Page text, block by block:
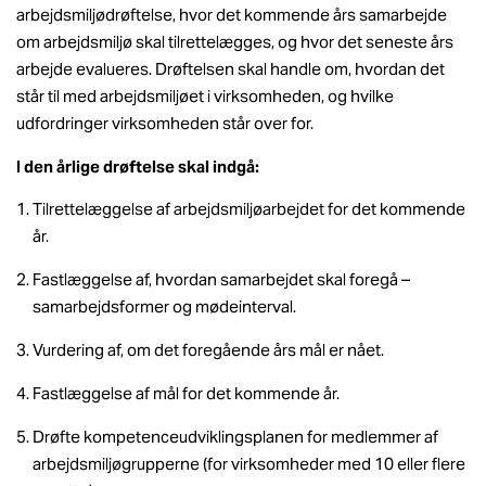
arbejdsmiljødrøftelse, hvor det kommende års samarbejde
om arbejdsmiljø skal tilrettelægges, og hvor det seneste års
arbejde evalueres. Drøftelsen skal handle om, hvordan det
står til med arbejdsmiljøet i virksomheden, og hvilke
udfordringer virksomheden står over for.
I den årlige drøftelse skal indgå:
Tilrettelæggelse af arbejdsmiljøarbejdet for det kommende
år.
Fastlæggelse af, hvordan samarbejdet skal foregå –
samarbejdsformer og mødeinterval.
Vurdering af, om det foregående års mål er nået.
Fastlæggelse af mål for det kommende år.
Drøfte kompetenceudviklingsplanen for medlemmer af
arbejdsmiljøgrupperne (for virksomheder med 10 eller flere